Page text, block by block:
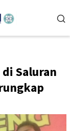
Saluran